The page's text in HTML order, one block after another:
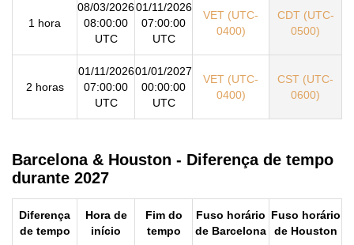
1 hora
08/03/2026
08:00:00
UTC
01/11/2026
07:00:00
UTC
VET (UTC-
0400)
CDT (UTC-
0500)
2 horas
01/11/2026
07:00:00
UTC
01/01/2027
00:00:00
UTC
VET (UTC-
0400)
CST (UTC-
0600)
Barcelona & Houston - Diferença de tempo
durante 2027
Diferença
de tempo
Hora de
início
Fim do
tempo
Fuso horário
de Barcelona
Fuso horário
de Houston